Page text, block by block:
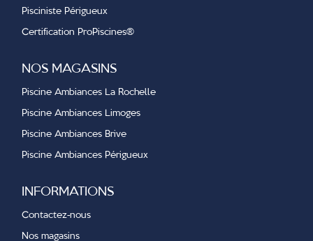
Pisciniste Périgueux
Certification ProPiscines®
NOS MAGASINS
Piscine Ambiances La Rochelle
Piscine Ambiances Limoges
Piscine Ambiances Brive
Piscine Ambiances Périgueux
INFORMATIONS
Contactez-nous
Nos magasins